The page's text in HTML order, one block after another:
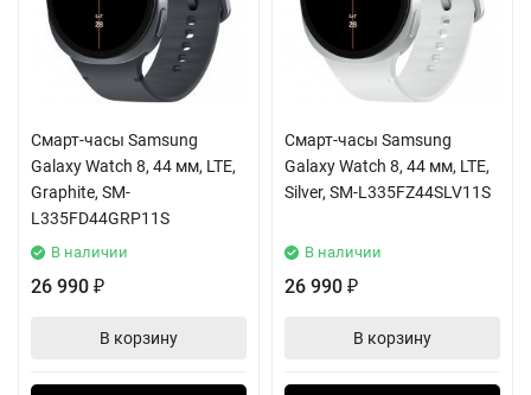
Смарт-часы Samsung
Galaxy Watch 8, 44 мм, LTE,
Graphite, SM-
L335FD44GRP11S
В наличии
26 990 ₽
В корзину
Смарт-часы Samsung
Galaxy Watch 8, 44 мм, LTE,
Silver, SM-L335FZ44SLV11S
В наличии
26 990 ₽
В корзину